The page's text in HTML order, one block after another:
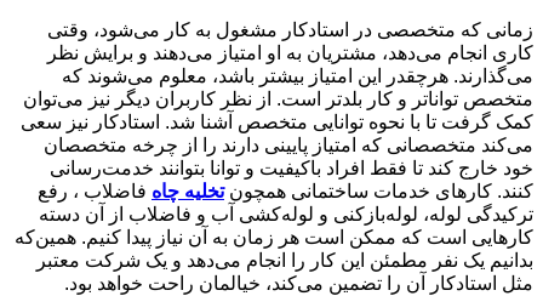
زمانی که متخصصی در استادکار مشغول به کار می‌شود، وقتی
کاری انجام می‌دهد، مشتریان به او امتیاز می‌دهند و برایش نظر
می‌گذارند. هرچقدر این امتیاز بیشتر باشد، معلوم می‌شوند که
متخصص تواناتر و کار بلدتر است. از نظر کاربران دیگر نیز می‌توان
کمک گرفت تا با نحوه توانایی متخصص آشنا شد. استادکار نیز سعی
می‌کند متخصصانی که امتیاز پایینی دارند را از چرخه متخصصان
خود خارج کند تا فقط افراد باکیفیت و توانا بتوانند خدمت‌رسانی
کنند. کارهای خدمات ساختمانی همچونتخلیه چاه فاضلاب ، رفع
ترکیدگی لوله، لوله‌بازکنی و لوله‌کشی آب و فاضلاب از آن دسته
کارهایی است که ممکن است هر زمان به آن نیاز پیدا کنیم. همین‌که
بدانیم یک نفر مطمئن این کار را انجام می‌دهد و یک شرکت معتبر
مثل استادکار آن را تضمین می‌کند، خیالمان راحت خواهد بود.